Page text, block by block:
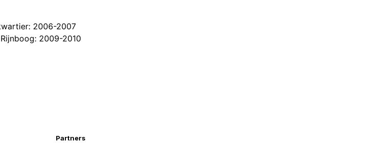
2006-2007
2009-2010
Partners